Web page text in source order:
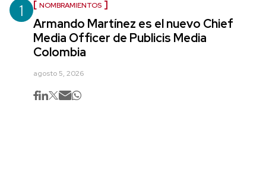
1 NOMBRAMIENTOS
Armando Martínez es el nuevo Chief
Media Officer de Publicis Media
Colombia
agosto 5, 2026